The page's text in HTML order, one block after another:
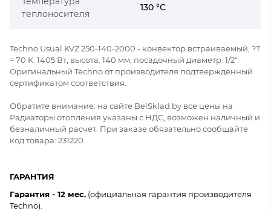
теплоносителя
130 °C
Techno Usual KVZ 250-140-2000 - конвектор встраиваемый, ?Т
= 70 K: 1405 Вт, высота: 140 мм, посадочный диаметр: 1/2".
Оригинальный Techno от производителя подтверждённый
сертификатом соответствия.
Обратите внимание: на сайте BelSklad.by все цены на
Радиаторы отопления указаны с НДС, возможен наличный и
безналичный расчет. При заказе обязательно сообщайте
код товара: 231220.
ГАРАНТИЯ
Гарантия - 12 мес. (официальная гарантия производителя
Techno).